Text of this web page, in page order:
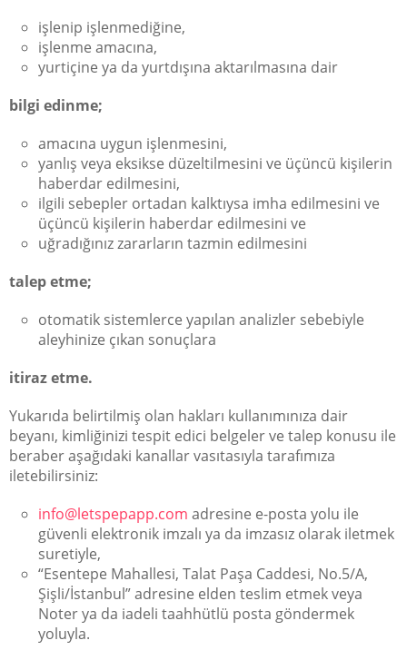
işlenip işlenmediğine,
işlenme amacına,
yurtiçine ya da yurtdışına aktarılmasına dair
bilgi edinme;
amacına uygun işlenmesini,
yanlış veya eksikse düzeltilmesini ve üçüncü kişilerin
haberdar edilmesini,
ilgili sebepler ortadan kalktıysa imha edilmesini ve
üçüncü kişilerin haberdar edilmesini ve
uğradığınız zararların tazmin edilmesini
talep etme;
otomatik sistemlerce yapılan analizler sebebiyle
aleyhinize çıkan sonuçlara
itiraz etme.
Yukarıda belirtilmiş olan hakları kullanımınıza dair
beyanı, kimliğinizi tespit edici belgeler ve talep konusu ile
beraber aşağıdaki kanallar vasıtasıyla tarafımıza
iletebilirsiniz:
info@letspepapp.com adresine e-posta yolu ile
güvenli elektronik imzalı ya da imzasız olarak iletmek
suretiyle,
“Esentepe Mahallesi, Talat Paşa Caddesi, No.5/A,
Şişli/İstanbul” adresine elden teslim etmek veya
Noter ya da iadeli taahhütlü posta göndermek
yoluyla.